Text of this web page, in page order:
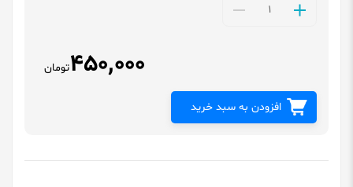
450,000تومان
افزودن به سبد خرید